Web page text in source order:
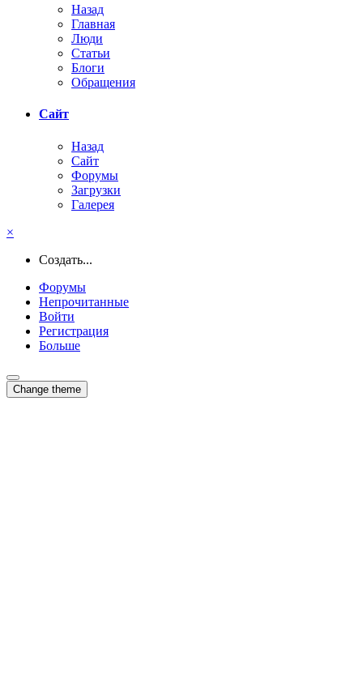
Назад
Главная
Люди
Статьи
Блоги
Обращения
Сайт
Назад
Сайт
Форумы
Загрузки
Галерея
×
Создать...
Форумы
Непрочитанные
Войти
Регистрация
Больше
Change theme